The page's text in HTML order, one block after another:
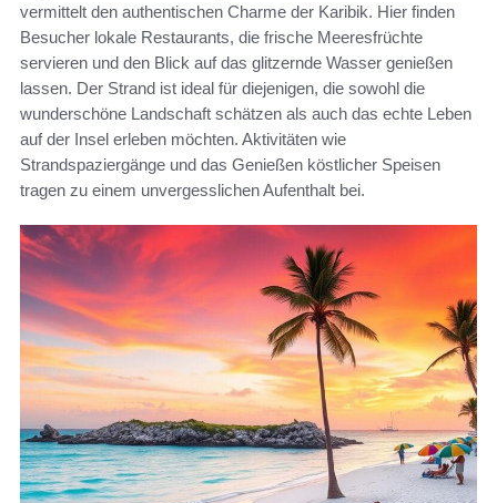
vermittelt den authentischen Charme der Karibik. Hier finden
Besucher lokale Restaurants, die frische Meeresfrüchte
servieren und den Blick auf das glitzernde Wasser genießen
lassen. Der Strand ist ideal für diejenigen, die sowohl die
wunderschöne Landschaft schätzen als auch das echte Leben
auf der Insel erleben möchten. Aktivitäten wie
Strandspaziergänge und das Genießen köstlicher Speisen
tragen zu einem unvergesslichen Aufenthalt bei.